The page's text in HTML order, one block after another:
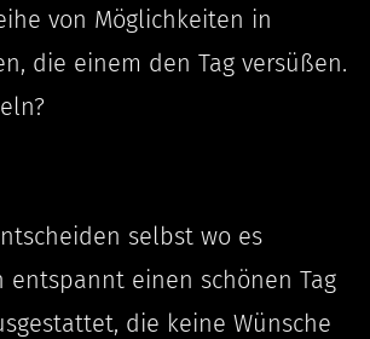
von Möglichkeiten in
die einem den Tag versüßen.
selbst wo es
entspannt einen schönen Tag
die keine Wünsche